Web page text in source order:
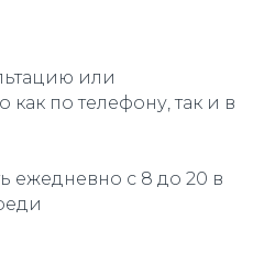
или
по телефону, так и в
ежедневно с 8 до 20 в